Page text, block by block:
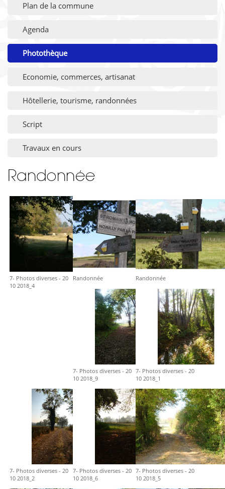
Plan de la commune
Agenda
Photothèque
Economie, commerces, artisanat
Hôtellerie, tourisme, randonnées
Script
Travaux en cours
Randonnée
7- Photos diverses - 20
10 2018_4
Randonnée Randonnée
7- Photos diverses - 20
10 2018_9
7- Photos diverses - 20
10 2018_1
7- Photos diverses - 20
10 2018_2
7- Photos diverses - 20
10 2018_6
7- Photos diverses - 20
10 2018_5